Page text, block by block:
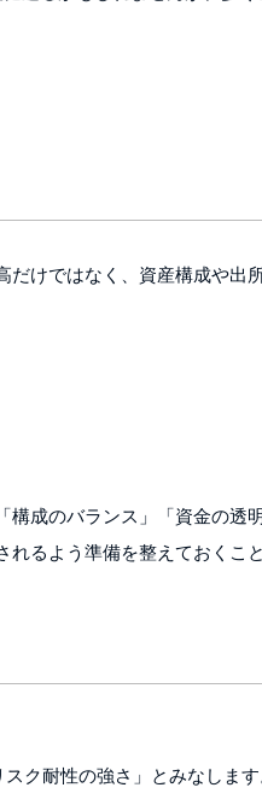
けではなく、資産構成や出
成のバランス」「資金の透
るよう準備を整えておくこ
ク耐性の強さ」とみなしま